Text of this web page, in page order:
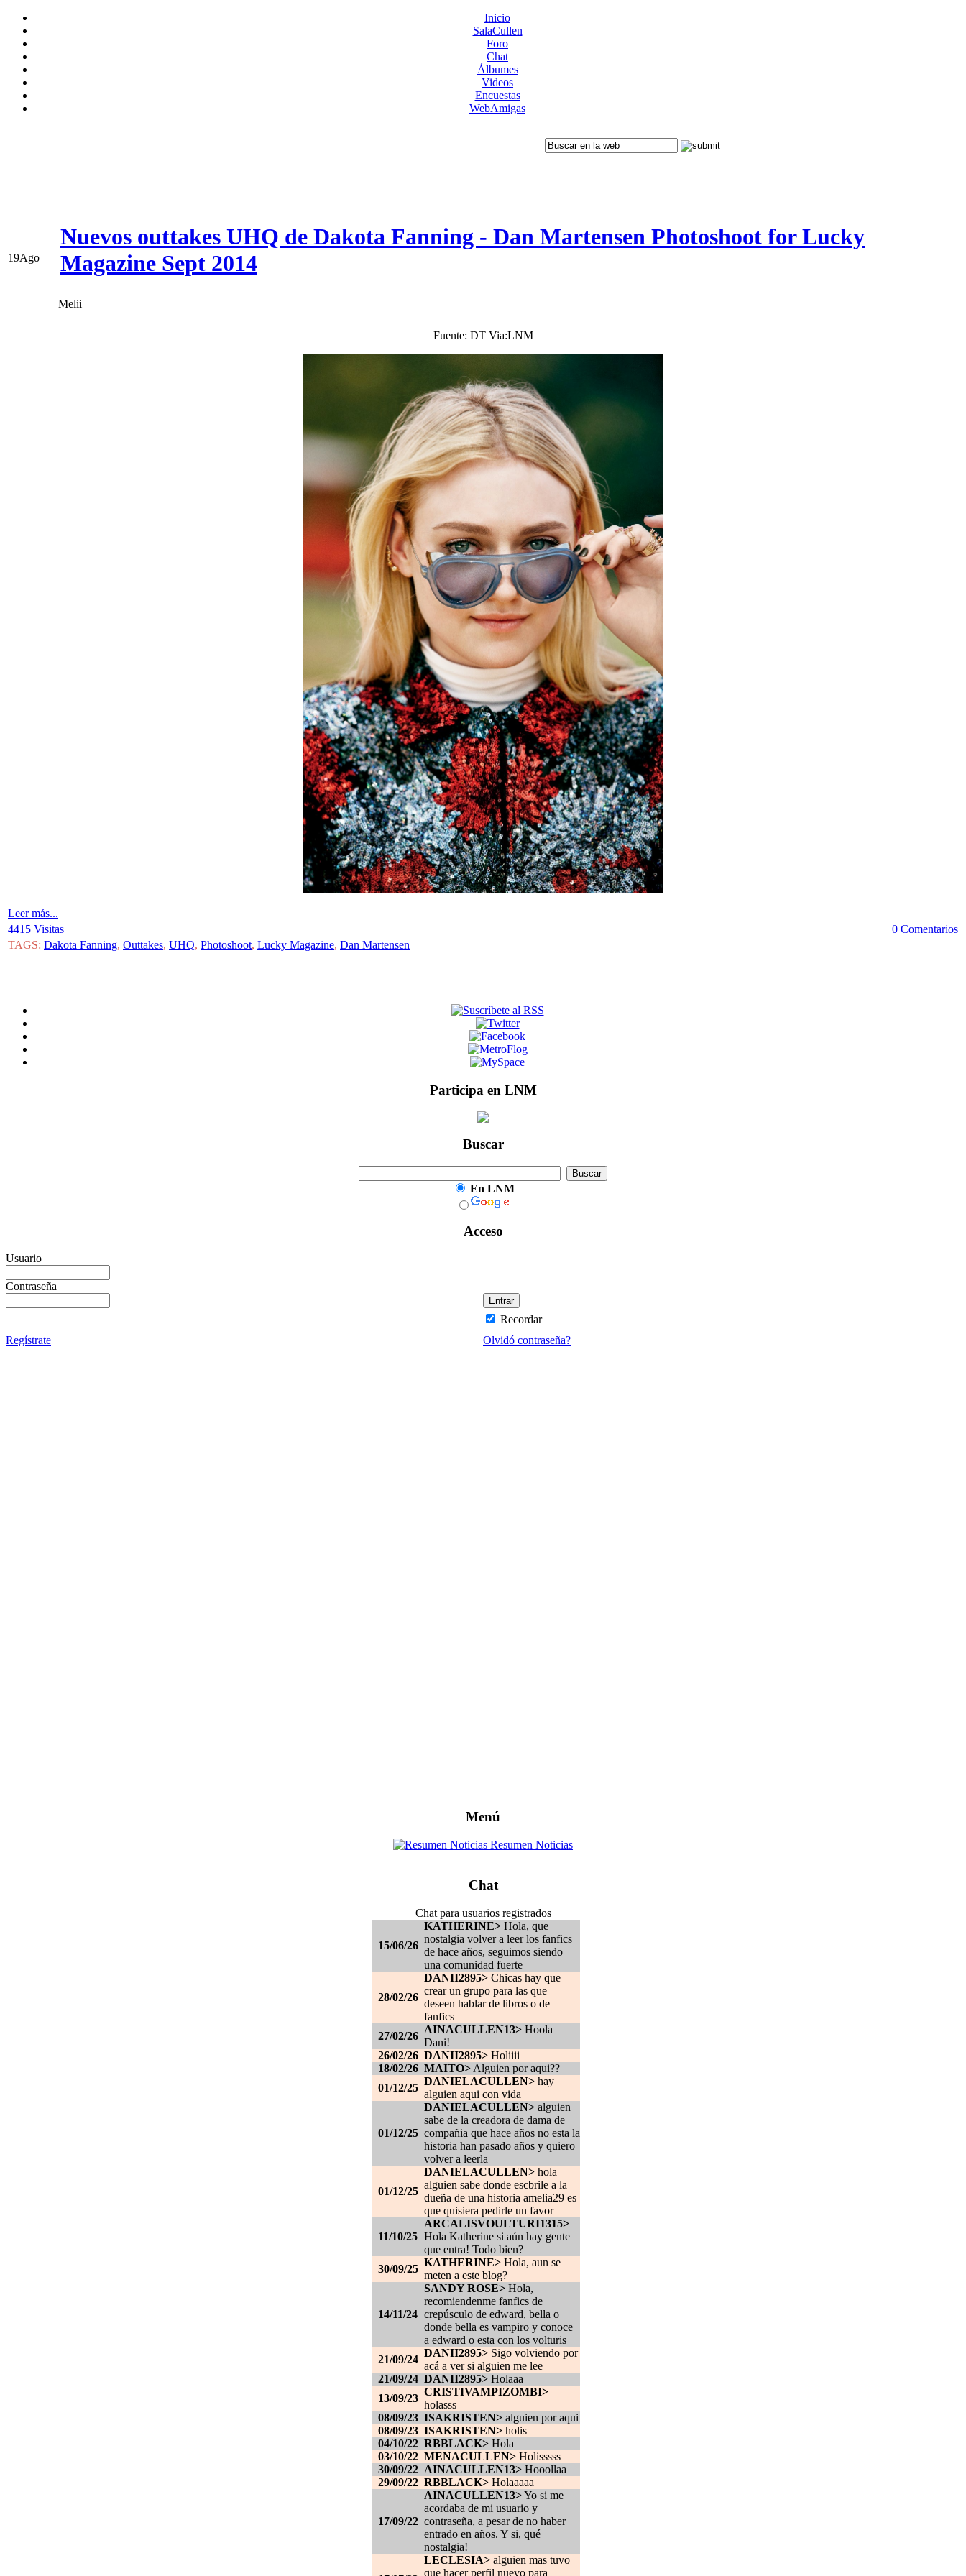
Inicio
SalaCullen
Foro
Chat
Álbumes
Videos
Encuestas
WebAmigas
19Ago
Nuevos outtakes UHQ de Dakota Fanning - Dan Martensen Photoshoot for Lucky
Magazine Sept 2014
Melii
Fuente: DT Via:LNM
Leer más...
4415 Visitas
0 Comentarios
TAGS: Dakota Fanning, Outtakes, UHQ, Photoshoot, Lucky Magazine, Dan Martensen
Participa en LNM
Buscar
En LNM
Acceso
Usuario
Contraseña
Recordar
Regístrate
Olvidó contraseña?
Menú
Resumen Noticias
Chat
Chat para usuarios registrados
15/06/26
KATHERINE> Hola, que
nostalgia volver a leer los fanfics
de hace años, seguimos siendo
una comunidad fuerte
28/02/26
DANII2895> Chicas hay que
crear un grupo para las que
deseen hablar de libros o de
fanfics
27/02/26
AINACULLEN13> Hoola
Dani!
26/02/26 DANII2895> Holiiii
18/02/26 MAITO> Alguien por aqui??
01/12/25
DANIELACULLEN> hay
alguien aqui con vida
01/12/25
DANIELACULLEN> alguien
sabe de la creadora de dama de
compañia que hace años no esta la
historia han pasado años y quiero
volver a leerla
01/12/25
DANIELACULLEN> hola
alguien sabe donde escbrile a la
dueña de una historia amelia29 es
que quisiera pedirle un favor
11/10/25
ARCALISVOULTURI1315>
Hola Katherine si aún hay gente
que entra! Todo bien?
30/09/25
KATHERINE> Hola, aun se
meten a este blog?
14/11/24
SANDY ROSE> Hola,
recomiendenme fanfics de
crepúsculo de edward, bella o
donde bella es vampiro y conoce
a edward o esta con los volturis
21/09/24
DANII2895> Sigo volviendo por
acá a ver si alguien me lee
21/09/24 DANII2895> Holaaa
13/09/23
CRISTIVAMPIZOMBI>
holasss
08/09/23 ISAKRISTEN> alguien por aqui
08/09/23 ISAKRISTEN> holis
04/10/22 RBBLACK> Hola
03/10/22 MENACULLEN> Holisssss
30/09/22 AINACULLEN13> Hooollaa
29/09/22 RBBLACK> Holaaaaa
17/09/22
AINACULLEN13>Yo si me
acordaba de mi usuario y
contraseña, a pesar de no haber
entrado en años. Y si, qué
nostalgia!
LECLESIA> alguien mas tuvo
que hacer perfil nuevo para